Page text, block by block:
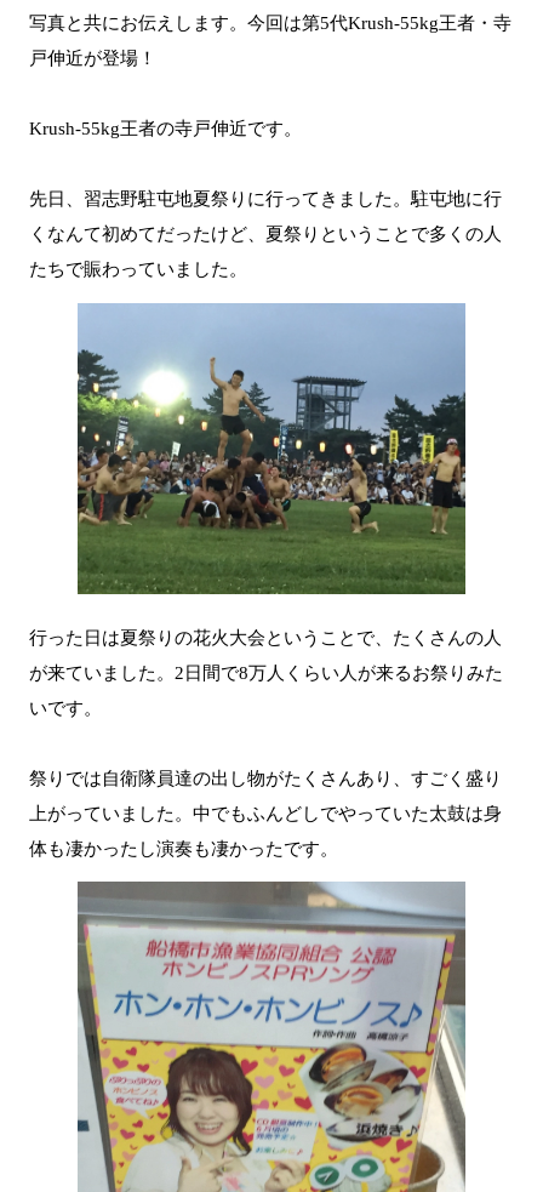
写真と共にお伝えします。今回は第5代Krush-55kg王者・寺
戸伸近が登場！
Krush-55kg王者の寺戸伸近です。
先日、習志野駐屯地夏祭りに行ってきました。駐屯地に行
くなんて初めてだったけど、夏祭りということで多くの人
たちで賑わっていました。
行った日は夏祭りの花火大会ということで、たくさんの人
が来ていました。2日間で8万人くらい人が来るお祭りみた
いです。
祭りでは自衛隊員達の出し物がたくさんあり、すごく盛り
上がっていました。中でもふんどしでやっていた太鼓は身
体も凄かったし演奏も凄かったです。